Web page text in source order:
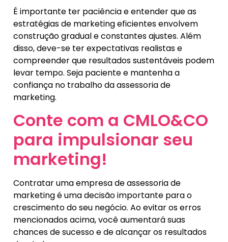
É importante ter paciência e entender que as
estratégias de marketing eficientes envolvem
construção gradual e constantes ajustes. Além
disso, deve-se ter expectativas realistas e
compreender que resultados sustentáveis podem
levar tempo. Seja paciente e mantenha a
confiança no trabalho da assessoria de
marketing.
Conte com a CMLO&CO
para impulsionar seu
marketing!
Contratar uma empresa de assessoria de
marketing é uma decisão importante para o
crescimento do seu negócio. Ao evitar os erros
mencionados acima, você aumentará suas
chances de sucesso e de alcançar os resultados